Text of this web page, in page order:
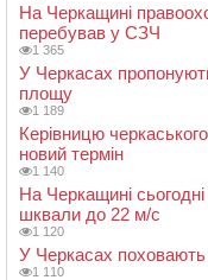
На Черкащині
перебував у СЗЧ
1 365
У Черкасах
площу
1 189
Керівницю
новий термін
1 140
На Черкащині
шквали до 22 м/с
1 120
У Черкасах
1 110